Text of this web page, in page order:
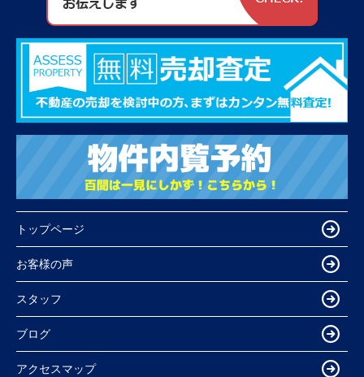
トップページ
お客様の声
スタッフ
ブログ
アクセスマップ